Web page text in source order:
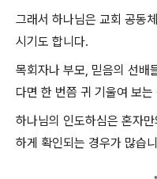
그래서 하나님은 교회 공동
시기도 합니다.
목회자나 부모, 믿음의 선배
다면 한 번쯤 귀 기울여 보는
하나님의 인도하심은 혼자
하게 확인되는 경우가 많습